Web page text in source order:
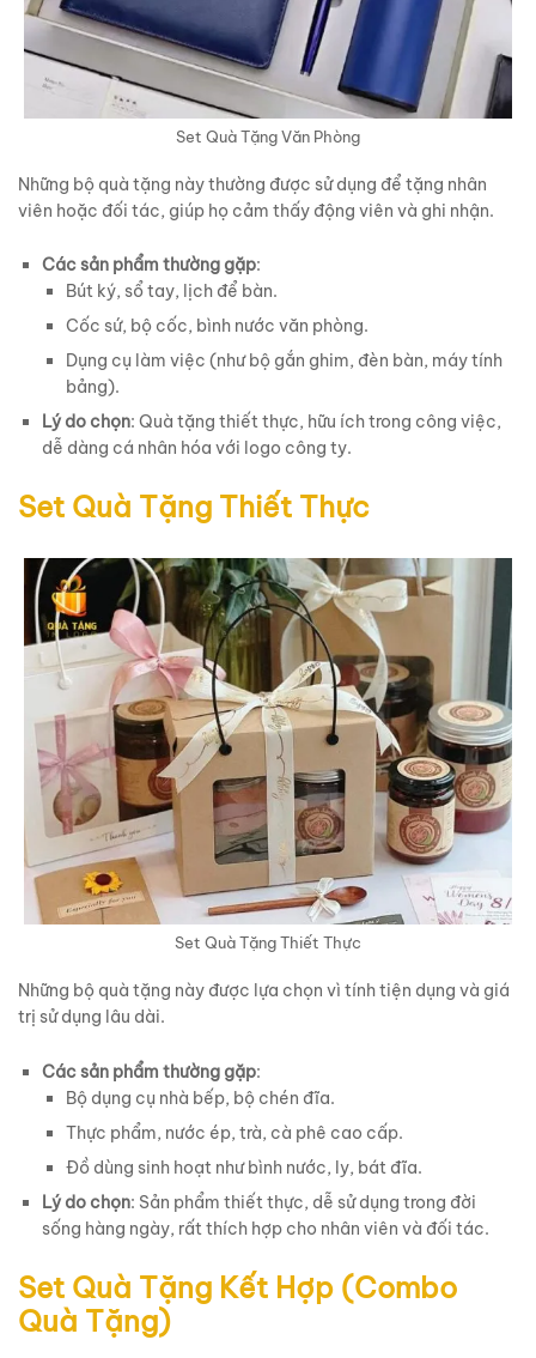
Set Quà Tặng Văn Phòng
Những bộ quà tặng này thường được sử dụng để tặng nhân
viên hoặc đối tác, giúp họ cảm thấy động viên và ghi nhận.
Các sản phẩm thường gặp:
Bút ký, sổ tay, lịch để bàn.
Cốc sứ, bộ cốc, bình nước văn phòng.
Dụng cụ làm việc (như bộ gắn ghim, đèn bàn, máy tính
bảng).
Lý do chọn: Quà tặng thiết thực, hữu ích trong công việc,
dễ dàng cá nhân hóa với logo công ty.
Set Quà Tặng Thiết Thực
Set Quà Tặng Thiết Thực
Những bộ quà tặng này được lựa chọn vì tính tiện dụng và giá
trị sử dụng lâu dài.
Các sản phẩm thường gặp:
Bộ dụng cụ nhà bếp, bộ chén đĩa.
Thực phẩm, nước ép, trà, cà phê cao cấp.
Đồ dùng sinh hoạt như bình nước, ly, bát đĩa.
Lý do chọn: Sản phẩm thiết thực, dễ sử dụng trong đời
sống hàng ngày, rất thích hợp cho nhân viên và đối tác.
Set Quà Tặng Kết Hợp (Combo
Quà Tặng)